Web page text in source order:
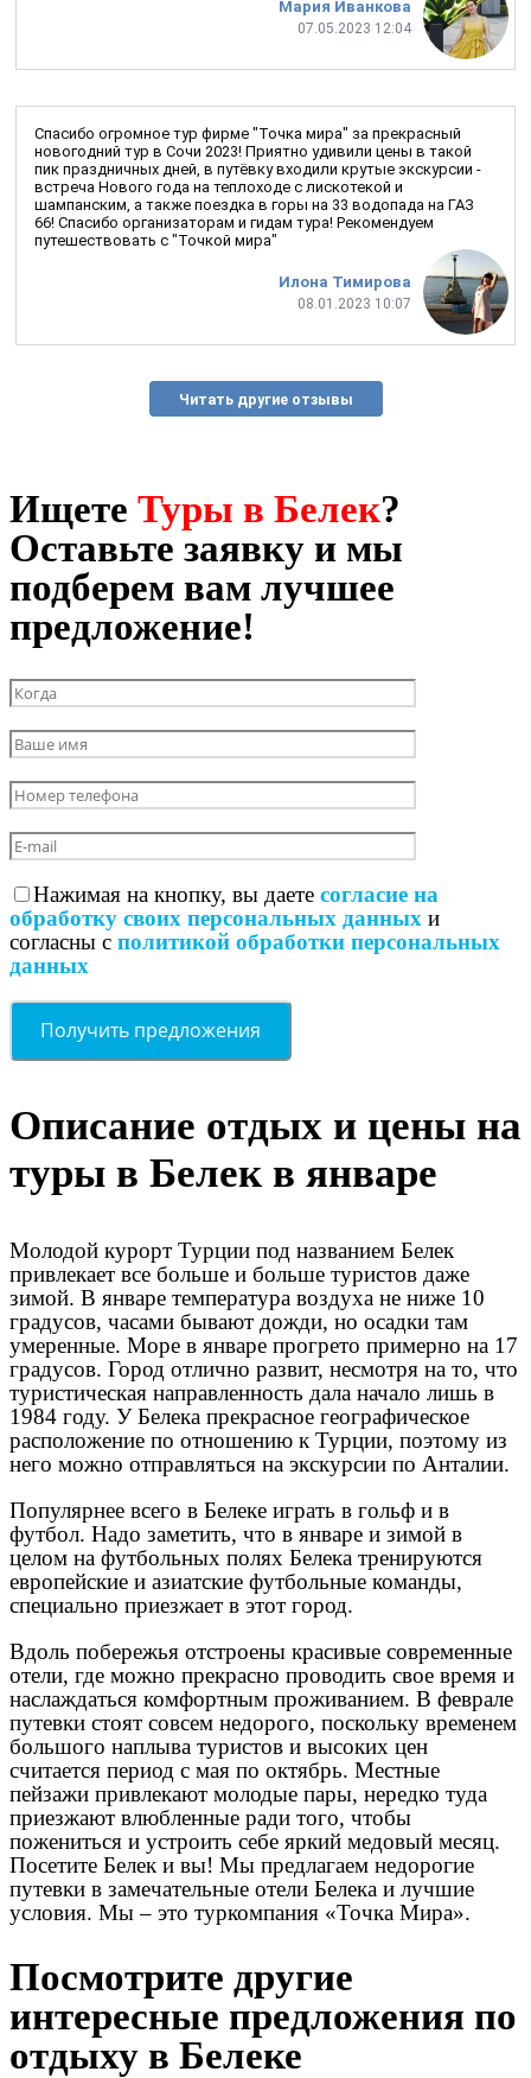
Мария Иванкова
07.05.2023 12:04
Илона Тимирова
08.01.2023 10:07
Спасибо огромное тур фирме "Точка мира" за прекрасный
новогодний тур в Сочи 2023! Приятно удивили цены в такой
пик праздничных дней, в путёвку входили крутые экскурсии -
встреча Нового года на теплоходе с лискотекой и
шампанским, а также поездка в горы на 33 водопада на ГАЗ
66! Спасибо организаторам и гидам тура! Рекомендуем
путешествовать с "Точкой мира"
Читать другие отзывы
Ищете Туры в Белек?
Оставьте заявку и мы
подберем вам лучшее
предложение!
Нажимая на кнопку, вы даете согласие на
обработку своих персональных данных и
согласны с политикой обработки персональных
данных
Описание отдых и цены на
туры в Белек в январе
Молодой курорт Турции под названием Белек
привлекает все больше и больше туристов даже
зимой. В январе температура воздуха не ниже 10
градусов, часами бывают дожди, но осадки там
умеренные. Море в январе прогрето примерно на 17
градусов. Город отлично развит, несмотря на то, что
туристическая направленность дала начало лишь в
1984 году. У Белека прекрасное географическое
расположение по отношению к Турции, поэтому из
него можно отправляться на экскурсии по Анталии.
Популярнее всего в Белеке играть в гольф и в
футбол. Надо заметить, что в январе и зимой в
целом на футбольных полях Белека тренируются
европейские и азиатские футбольные команды,
специально приезжает в этот город.
Вдоль побережья отстроены красивые современные
отели, где можно прекрасно проводить свое время и
наслаждаться комфортным проживанием. В феврале
путевки стоят совсем недорого, поскольку временем
большого наплыва туристов и высоких цен
считается период с мая по октябрь. Местные
пейзажи привлекают молодые пары, нередко туда
приезжают влюбленные ради того, чтобы
пожениться и устроить себе яркий медовый месяц.
Посетите Белек и вы! Мы предлагаем недорогие
путевки в замечательные отели Белека и лучшие
условия. Мы – это туркомпания «Точка Мира».
Посмотрите другие
интересные предложения по
отдыху в Белеке